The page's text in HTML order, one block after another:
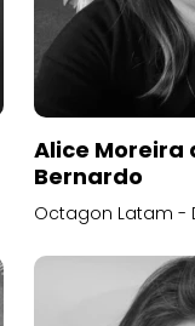
Alice
Bernardo
Octagon Latam -